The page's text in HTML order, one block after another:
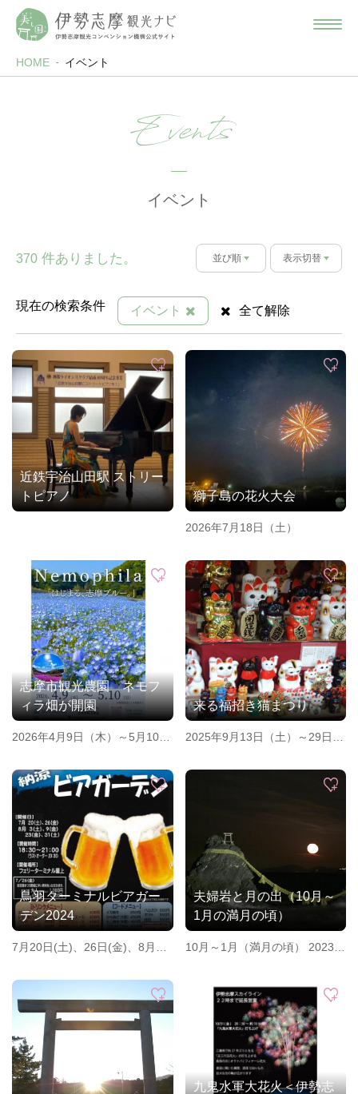
HOME イベント
Events
イベント
370 件ありました。 並び順 表示切替
現在の検索条件 イベント 全て解除
近鉄宇治山田駅 ストリー
トピアノ
獅子島の花火大会
2026年7月18日（土）
志摩市観光農園 ネモフ
ィラ畑が開園
2026年4月9日（木）～5月10日
り
来る福招き猫まつり
2025年9月13日（土）～29日
鳥羽ターミナルビアガー
デン2024
7月20日(土)、26日(金)、8月3
日(土)
夫婦岩と月の出（10月～
1月の満月の頃）
10月～1月（満月の頃） 2023年
（水） 2024年1月26日（金）
九鬼水軍大花火＜伊勢志